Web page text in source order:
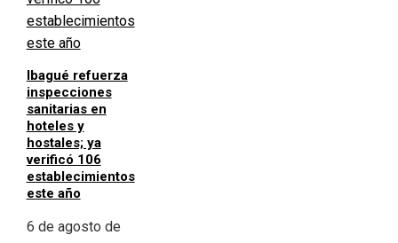
Ibagué refuerza
inspecciones
sanitarias en
hoteles y
hostales; ya
verificó 106
establecimientos
este año
6 de agosto de